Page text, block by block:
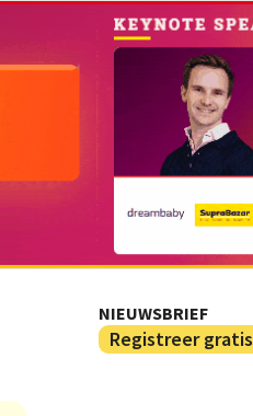
NIEUWSBRIEF
Registreer gratis